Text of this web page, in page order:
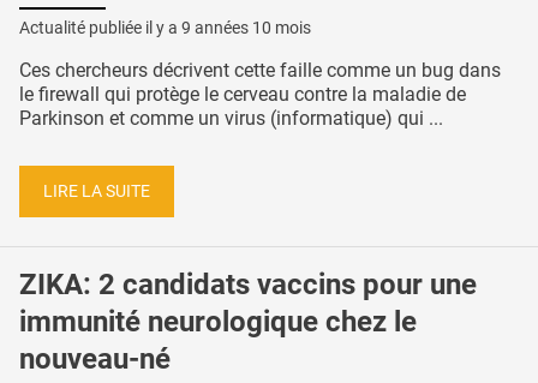
Actualité publiée il y a 9 années 10 mois
Ces chercheurs décrivent cette faille comme un bug dans
le firewall qui protège le cerveau contre la maladie de
Parkinson et comme un virus (informatique) qui ...
LIRE LA SUITE
ZIKA: 2 candidats vaccins pour une
immunité neurologique chez le
nouveau-né